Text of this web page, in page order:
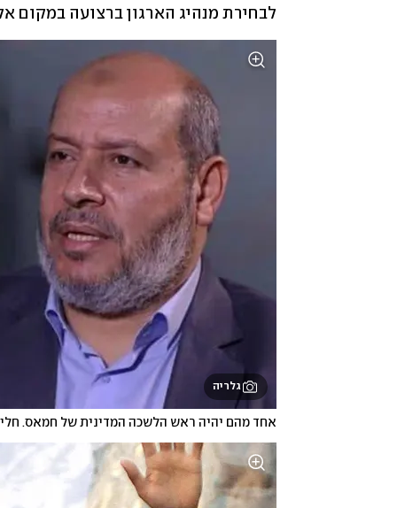
לבחירת מנהיג הארגון ברצועה
גלריה
אחד מהם יהיה ראש הלשכה המדינית של חמאס.